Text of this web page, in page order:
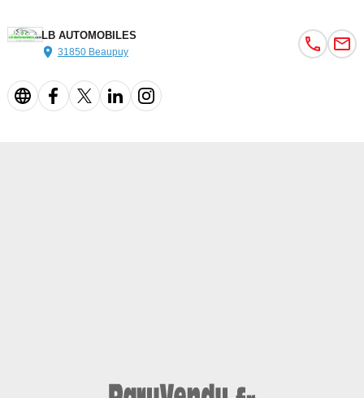
LB AUTOMOBILES
31850 Beaupuy